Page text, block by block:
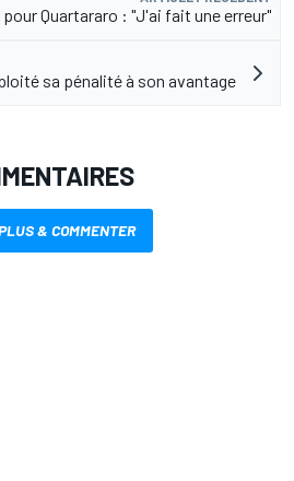
Quartararo : "J'ai fait une erreur"
sa pénalité à son avantage
& COMMENTER